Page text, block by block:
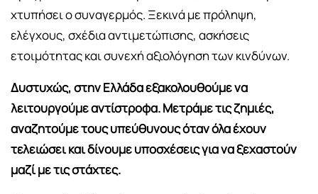
χτυπήσει ο συναγερμός. Ξεκινά με πρόληψη,
ελέγχους, σχέδια αντιμετώπισης, ασκήσεις
ετοιμότητας και συνεχή αξιολόγηση των κινδύνων.
Δυστυχώς, στην Ελλάδα εξακολουθούμε να
λειτουργούμε αντίστροφα. Μετράμε τις ζημιές,
αναζητούμε τους υπεύθυνους όταν όλα έχουν
τελειώσει και δίνουμε υποσχέσεις για να ξεχαστούν
μαζί με τις στάχτες.